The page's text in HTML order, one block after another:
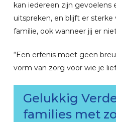
kan iedereen zijn gevoelens
uitspreken, en blijft er
familie, ook wanneer jij er
“Een erfenis moet geen
vorm van zorg voor wie je lief
Gelukkig
families met